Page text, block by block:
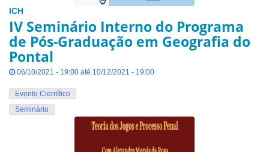
ICH
IV Seminário Interno do Programa
de Pós-Graduação em Geografia do
Pontal
06/10/2021 - 19:00 até 10/12/2021 - 19:00
Evento Científico
Seminário